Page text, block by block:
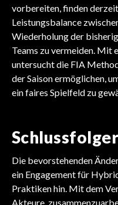
vorbereiten, finden
Leistungsbalance
Wiederholung der
Teams zu vermeiden. Mit
untersucht die FIA
der Saison ermöglichen,
ein faires Spielfeld zu
Die bevorstehenden
ein Engagement für
Praktiken hin. Mit dem
Akteure,